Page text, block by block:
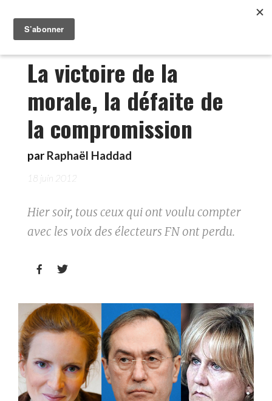
La victoire de la
morale, la défaite de
la compromission
par Raphaël Haddad
18 juin 2012
Hier soir, tous ceux qui ont voulu compter
avec les voix des électeurs FN ont perdu.
 